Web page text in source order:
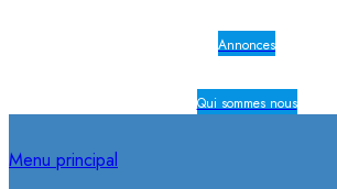
Annonces
Qui sommes nous
Menu principal